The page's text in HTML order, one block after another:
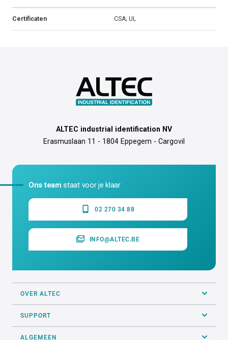
Certificaten CSA; UL
ALTEC industrial identification NV
Erasmuslaan 11 - 1804 Eppegem - Cargovil
Ons team staat voor je klaar
02 270 34 88
INFO@ALTEC.BE
OVER ALTEC
SUPPORT
ALGEMEEN